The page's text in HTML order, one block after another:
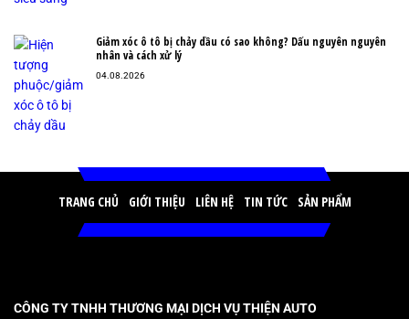
Giảm xóc ô tô bị chảy dầu có sao không? Dấu nguyên nguyên
nhân và cách xử lý
04.08.2026
TRANG CHỦ GIỚI THIỆU LIÊN HỆ TIN TỨC SẢN PHẨM
CÔNG TY TNHH THƯƠNG MẠI DỊCH VỤ THIỆN AUTO